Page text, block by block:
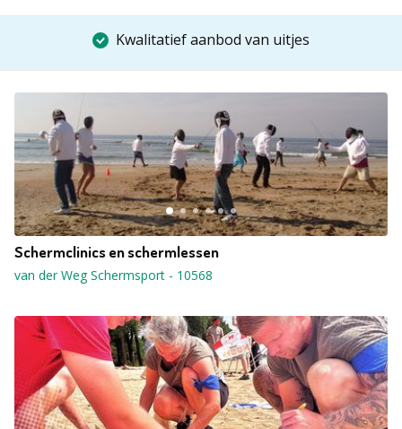
Kwalitatief aanbod van uitjes
Schermclinics en schermlessen
van der Weg Schermsport - 10568